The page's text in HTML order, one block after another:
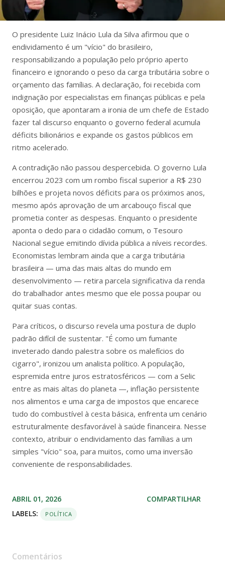
O presidente Luiz Inácio Lula da Silva afirmou que o
endividamento é um "vício" do brasileiro,
responsabilizando a população pelo próprio aperto
financeiro e ignorando o peso da carga tributária sobre o
orçamento das famílias. A declaração, foi recebida com
indignação por especialistas em finanças públicas e pela
oposição, que apontaram a ironia de um chefe de Estado
fazer tal discurso enquanto o governo federal acumula
déficits bilionários e expande os gastos públicos em
ritmo acelerado.
A contradição não passou despercebida. O governo Lula
encerrou 2023 com um rombo fiscal superior a R$ 230
bilhões e projeta novos déficits para os próximos anos,
mesmo após aprovação de um arcabouço fiscal que
prometia conter as despesas. Enquanto o presidente
aponta o dedo para o cidadão comum, o Tesouro
Nacional segue emitindo dívida pública a níveis recordes.
Economistas lembram ainda que a carga tributária
brasileira — uma das mais altas do mundo em
desenvolvimento — retira parcela significativa da renda
do trabalhador antes mesmo que ele possa poupar ou
quitar suas contas.
Para críticos, o discurso revela uma postura de duplo
padrão difícil de sustentar. "É como um fumante
inveterado dando palestra sobre os malefícios do
cigarro", ironizou um analista político. A população,
espremida entre juros estratosféricos — com a Selic
entre as mais altas do planeta —, inflação persistente
nos alimentos e uma carga de impostos que encarece
tudo do combustível à cesta básica, enfrenta um cenário
estruturalmente desfavorável à saúde financeira. Nesse
contexto, atribuir o endividamento das famílias a um
simples "vício" soa, para muitos, como uma inversão
conveniente de responsabilidades.
ABRIL 01, 2026
LABELS:
POLÍTICA
COMPARTILHAR
Comentários